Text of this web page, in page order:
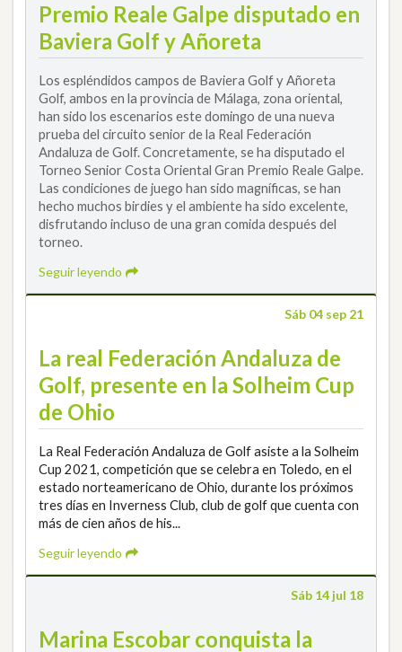
Premio Reale Galpe disputado en
Baviera Golf y Añoreta
Los espléndidos campos de Baviera Golf y Añoreta
Golf, ambos en la provincia de Málaga, zona oriental,
han sido los escenarios este domingo de una nueva
prueba del circuito senior de la Real Federación
Andaluza de Golf. Concretamente, se ha disputado el
Torneo Senior Costa Oriental Gran Premio Reale Galpe.
Las condiciones de juego han sido magníficas, se han
hecho muchos birdies y el ambiente ha sido excelente,
disfrutando incluso de una gran comida después del
torneo.
Seguir leyendo
Sáb 04 sep 21
La real Federación Andaluza de
Golf, presente en la Solheim Cup
de Ohio
La Real Federación Andaluza de Golf asiste a la Solheim
Cup 2021, competición que se celebra en Toledo, en el
estado norteamericano de Ohio, durante los próximos
tres días en Inverness Club, club de golf que cuenta con
más de cien años de his...
Seguir leyendo
Sáb 14 jul 18
Marina Escobar conquista la